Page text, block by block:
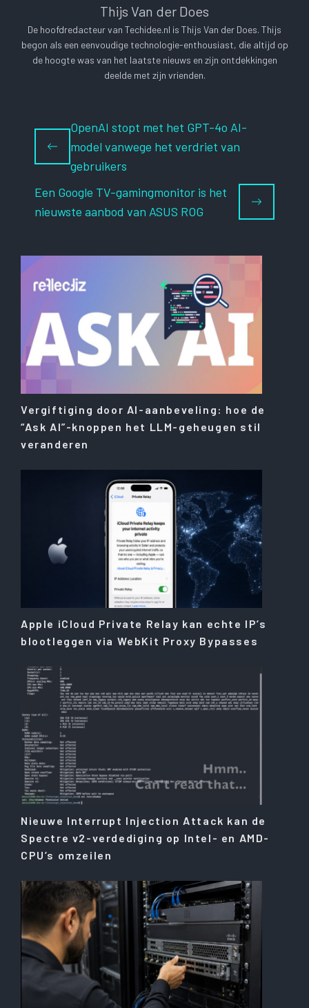
Thijs Van der Does
De hoofdredacteur van Techidee.nl is Thijs Van der Does. Thijs
begon als een eenvoudige technologie-enthousiast, die altijd op
de hoogte was van het laatste nieuws en zijn ontdekkingen
deelde met zijn vrienden.
OpenAI stopt met het GPT-4o AI-
model vanwege het verdriet van
gebruikers
Een Google TV-gamingmonitor is het
nieuwste aanbod van ASUS ROG
Vergiftiging door AI-aanbeveling: hoe de
“Ask AI”-knoppen het LLM-geheugen stil
veranderen
Apple iCloud Private Relay kan echte IP’s
blootleggen via WebKit Proxy Bypasses
Nieuwe Interrupt Injection Attack kan de
Spectre v2-verdediging op Intel- en AMD-
CPU’s omzeilen